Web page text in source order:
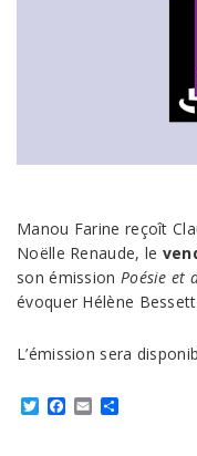
Manou Farine reçoît
Noëlle Renaude, le
son émission Poésie et
évoquer Hélène
L’émission sera
TwitterFacebook
Email